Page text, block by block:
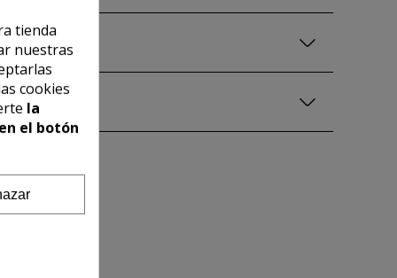
tienda
nuestras
cookies
la
el botón